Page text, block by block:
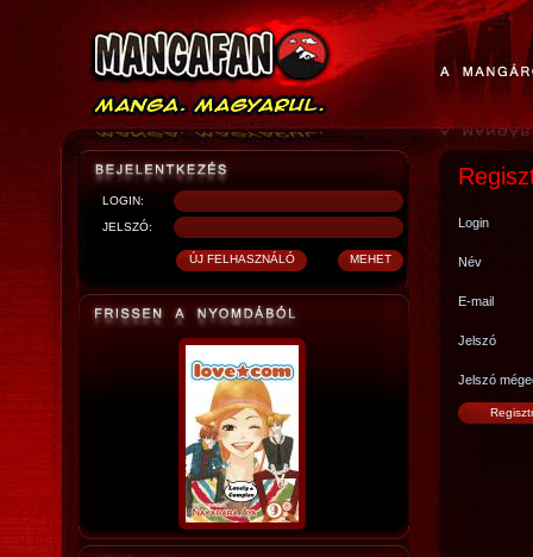
LOGIN:
JELSZÓ:
Login
Név
E-mail
Jelszó
Jelszó